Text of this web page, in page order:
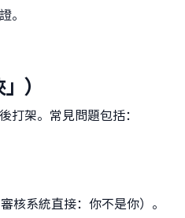
。
）
打架。常見問題包括：
核系統直接：你不是你）。